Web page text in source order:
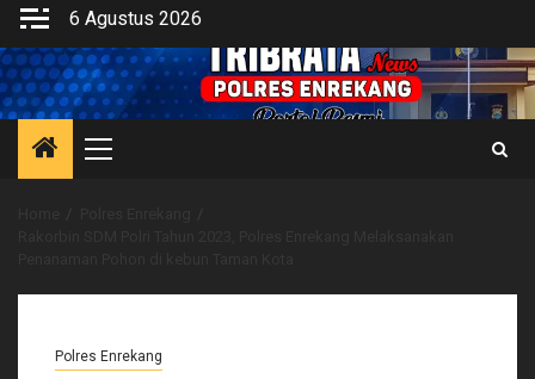
Skip
content
6 Agustus 2026
Primary
Polres Enrekang